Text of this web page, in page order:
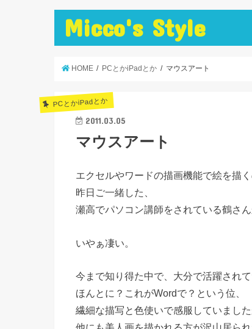
Micco's Style
HOME PCとかiPadとか マウスアート
PCとかiPadとか
2011.03.05
マウスアート
エクセルやワードの描画機能で絵を描
昨日ご一緒した、
瀬高でパソコン講師をされている鶴さ
いやぁ凄い。
今まで知り得た中で、大分で活躍され
ほんとに？これがWordで？という位、
繊細な描写と色使いで感服していました